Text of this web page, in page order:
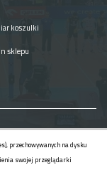
koszulki
sklepu
przechowywanych na dysku
swojej przeglądarki